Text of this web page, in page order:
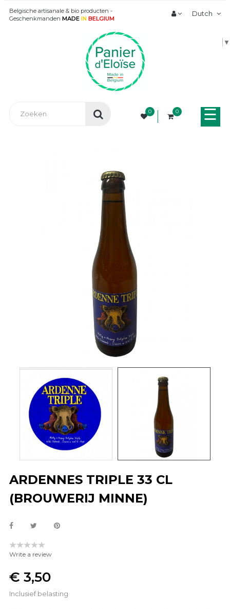
Belgische artisanale & bio producten -
Geschenkmanden MADE IN BELGIUM
Dutch
▼
0 0 ☰
ARDENNES TRIPLE 33 CL
(BROUWERIJ MINNE)
Write a review
€ 3,50
Inclusief belasting